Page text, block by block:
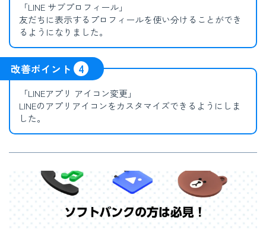
「LINE サブプロフィール」
友だちに表示するプロフィールを使い分けることができ
るようになりました。
改善ポイント 4
「LINEアプリ アイコン変更」
LINEのアプリアイコンをカスタマイズできるようにしま
した。